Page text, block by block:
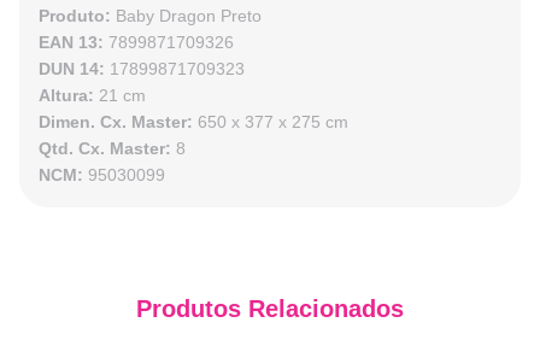
Produto: Baby Dragon Preto
EAN 13: 7899871709326
DUN 14: 17899871709323
Altura: 21 cm
Dimen. Cx. Master: 650 x 377 x 275 cm
Qtd. Cx. Master: 8
NCM: 95030099
Produtos Relacionados